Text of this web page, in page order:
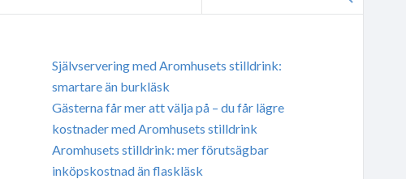
Självservering med Aromhusets stilldrink:
smartare än burkläsk
Gästerna får mer att välja på – du får lägre
kostnader med Aromhusets stilldrink
Aromhusets stilldrink: mer förutsägbar
inköpskostnad än flaskläsk